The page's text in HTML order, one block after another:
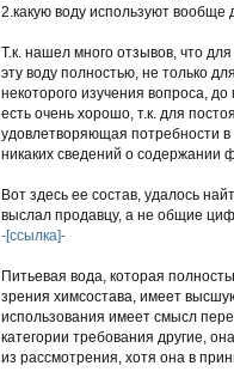
2.какую воду используют вообще
Т.к. нашел много отзывов, что
эту воду полностью, не только
некоторого изучения вопроса,
есть очень хорошо, т.к. для
удовлетворяющая потребности
никаких сведений о содержании
Вот здесь ее состав, удалось
выслал продавцу, а не общие
-[ссылка]-
Питьевая вода, которая
зрения химсостава, имеет
использования имеет смысл
категории требования другие,
из рассмотрения, хотя она в